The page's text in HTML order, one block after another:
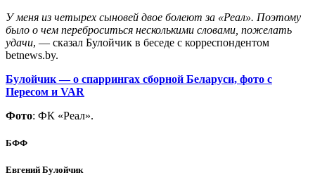
У меня из четырех сыновей двое болеют за «Реал». Поэтому
было о чем переброситься несколькими словами, пожелать
удачи, — сказал Булойчик в беседе с корреспондентом
betnews.by.
Булойчик — о спаррингах сборной Беларуси, фото с
Пересом и VAR
Фото: ФК «Реал».
БФФ
Евгений Булойчик